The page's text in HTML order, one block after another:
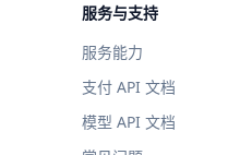
服务与支持
服务能力
支付 API 文档
模型 API 文档